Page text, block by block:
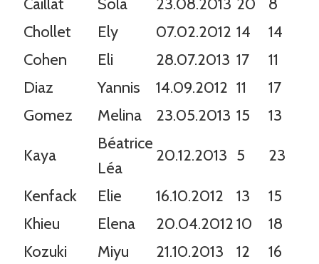
Caillat
Sola 23.08.2013 20
8
Chollet
Ely 07.02.2012 14
14
Cohen
Eli 28.07.2013 17
11
Diaz
Yannis 14.09.2012 11
17
Gomez
Melina 23.05.2013 15 13
Kaya
Béatrice
Léa
20.12.2013 5 23
Kenfack Elie 16.10.2012 13
15
Khieu
Elena 20.04.201210
18
Kozuki
Miyu 21.10.2013 12
16